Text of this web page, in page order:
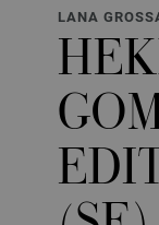
LANA